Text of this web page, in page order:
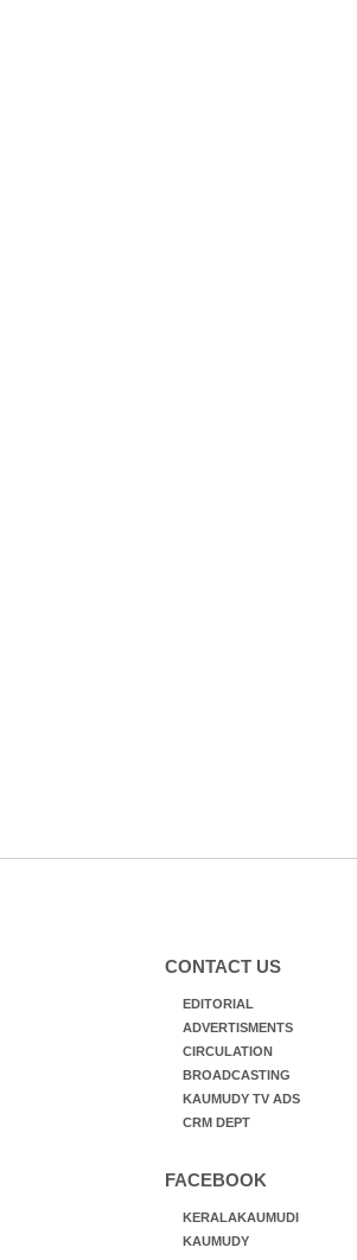
CONTACT US
EDITORIAL
ADVERTISMENTS
CIRCULATION
BROADCASTING
KAUMUDY TV ADS
CRM DEPT
FACEBOOK
KERALAKAUMUDI
KAUMUDY